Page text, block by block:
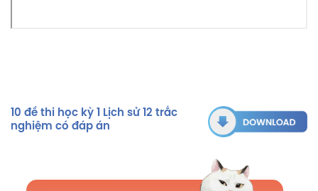
10 đề thi học kỳ 1 Lịch sử 12 trắc
nghiệm có đáp án